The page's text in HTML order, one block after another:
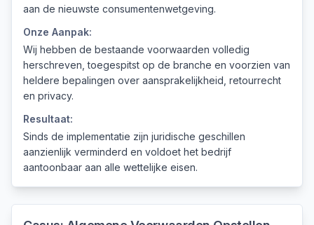
aan de nieuwste consumentenwetgeving.
Onze Aanpak:
Wij hebben de bestaande voorwaarden volledig
herschreven, toegespitst op de branche en voorzien van
heldere bepalingen over aansprakelijkheid, retourrecht
en privacy.
Resultaat:
Sinds de implementatie zijn juridische geschillen
aanzienlijk verminderd en voldoet het bedrijf
aantoonbaar aan alle wettelijke eisen.